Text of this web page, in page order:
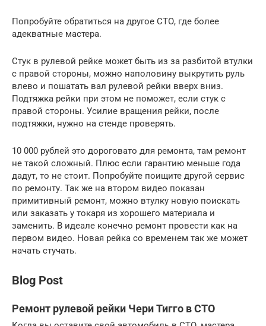
Попробуйте обратиться на другое СТО, где более
адекватные мастера.
Стук в рулевой рейке может быть из за разбитой втулки
с правой стороны, можно наполовину выкрутить руль
влево и пошатать вал рулевой рейки вверх вниз.
Подтяжка рейки при этом не поможет, если стук с
правой стороны. Усилие вращения рейки, после
подтяжки, нужно на стенде проверять.
10 000 рублей это дороговато для ремонта, там ремонт
не такой сложный. Плюс если гарантию меньше года
дадут, то не стоит. Попробуйте поищите другой сервис
по ремонту. Так же на втором видео показан
примитивный ремонт, можно втулку новую поискать
или заказать у токаря из хорошего материала и
заменить. В идеале конечно ремонт провести как на
первом видео. Новая рейка со временем так же может
начать стучать.
Blog Post
Ремонт рулевой рейки Чери Тигго в СТО